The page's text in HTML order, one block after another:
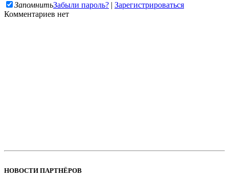
ЗапомнитьЗабыли пароль? | Зарегистрироваться
Комментариев нет
НОВОСТИ ПАРТНЁРОВ